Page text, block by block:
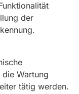
der
Wartung
tätig werden.